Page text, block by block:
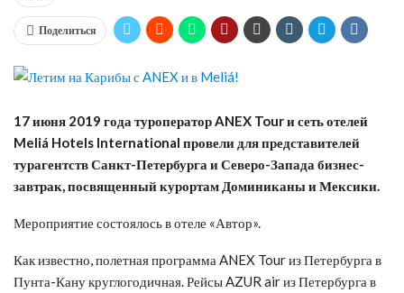
Поделиться
17 июня 2019 года туроператор ANEX Tour и сеть отелей
Meliá Hotels International провели для представителей
турагентств Санкт-Петербурга и Северо-Запада бизнес-
завтрак, посвященный курортам Доминиканы и Мексики.
Мероприятие состоялось в отеле «Автор».
Как известно, полетная программа ANEX Tour из Петербурга в
Пунта-Кану круглогодичная. Рейсы AZUR air из Петербурга в